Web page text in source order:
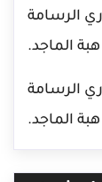
الرسامة
هبة الماجد.
الرسامة
هبة الماجد.